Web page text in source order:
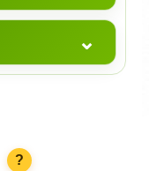
⌄
?